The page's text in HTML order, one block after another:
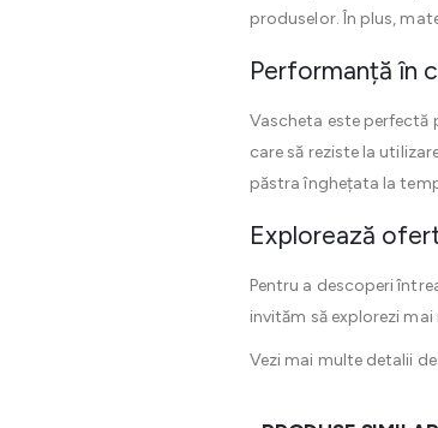
produselor. În plus,
Performanță în
Vascheta este perfectă
care să reziste la
păstra înghețata la
Explorează
Pentru a descoperi
invităm să explorezi
Vezi mai multe detalii